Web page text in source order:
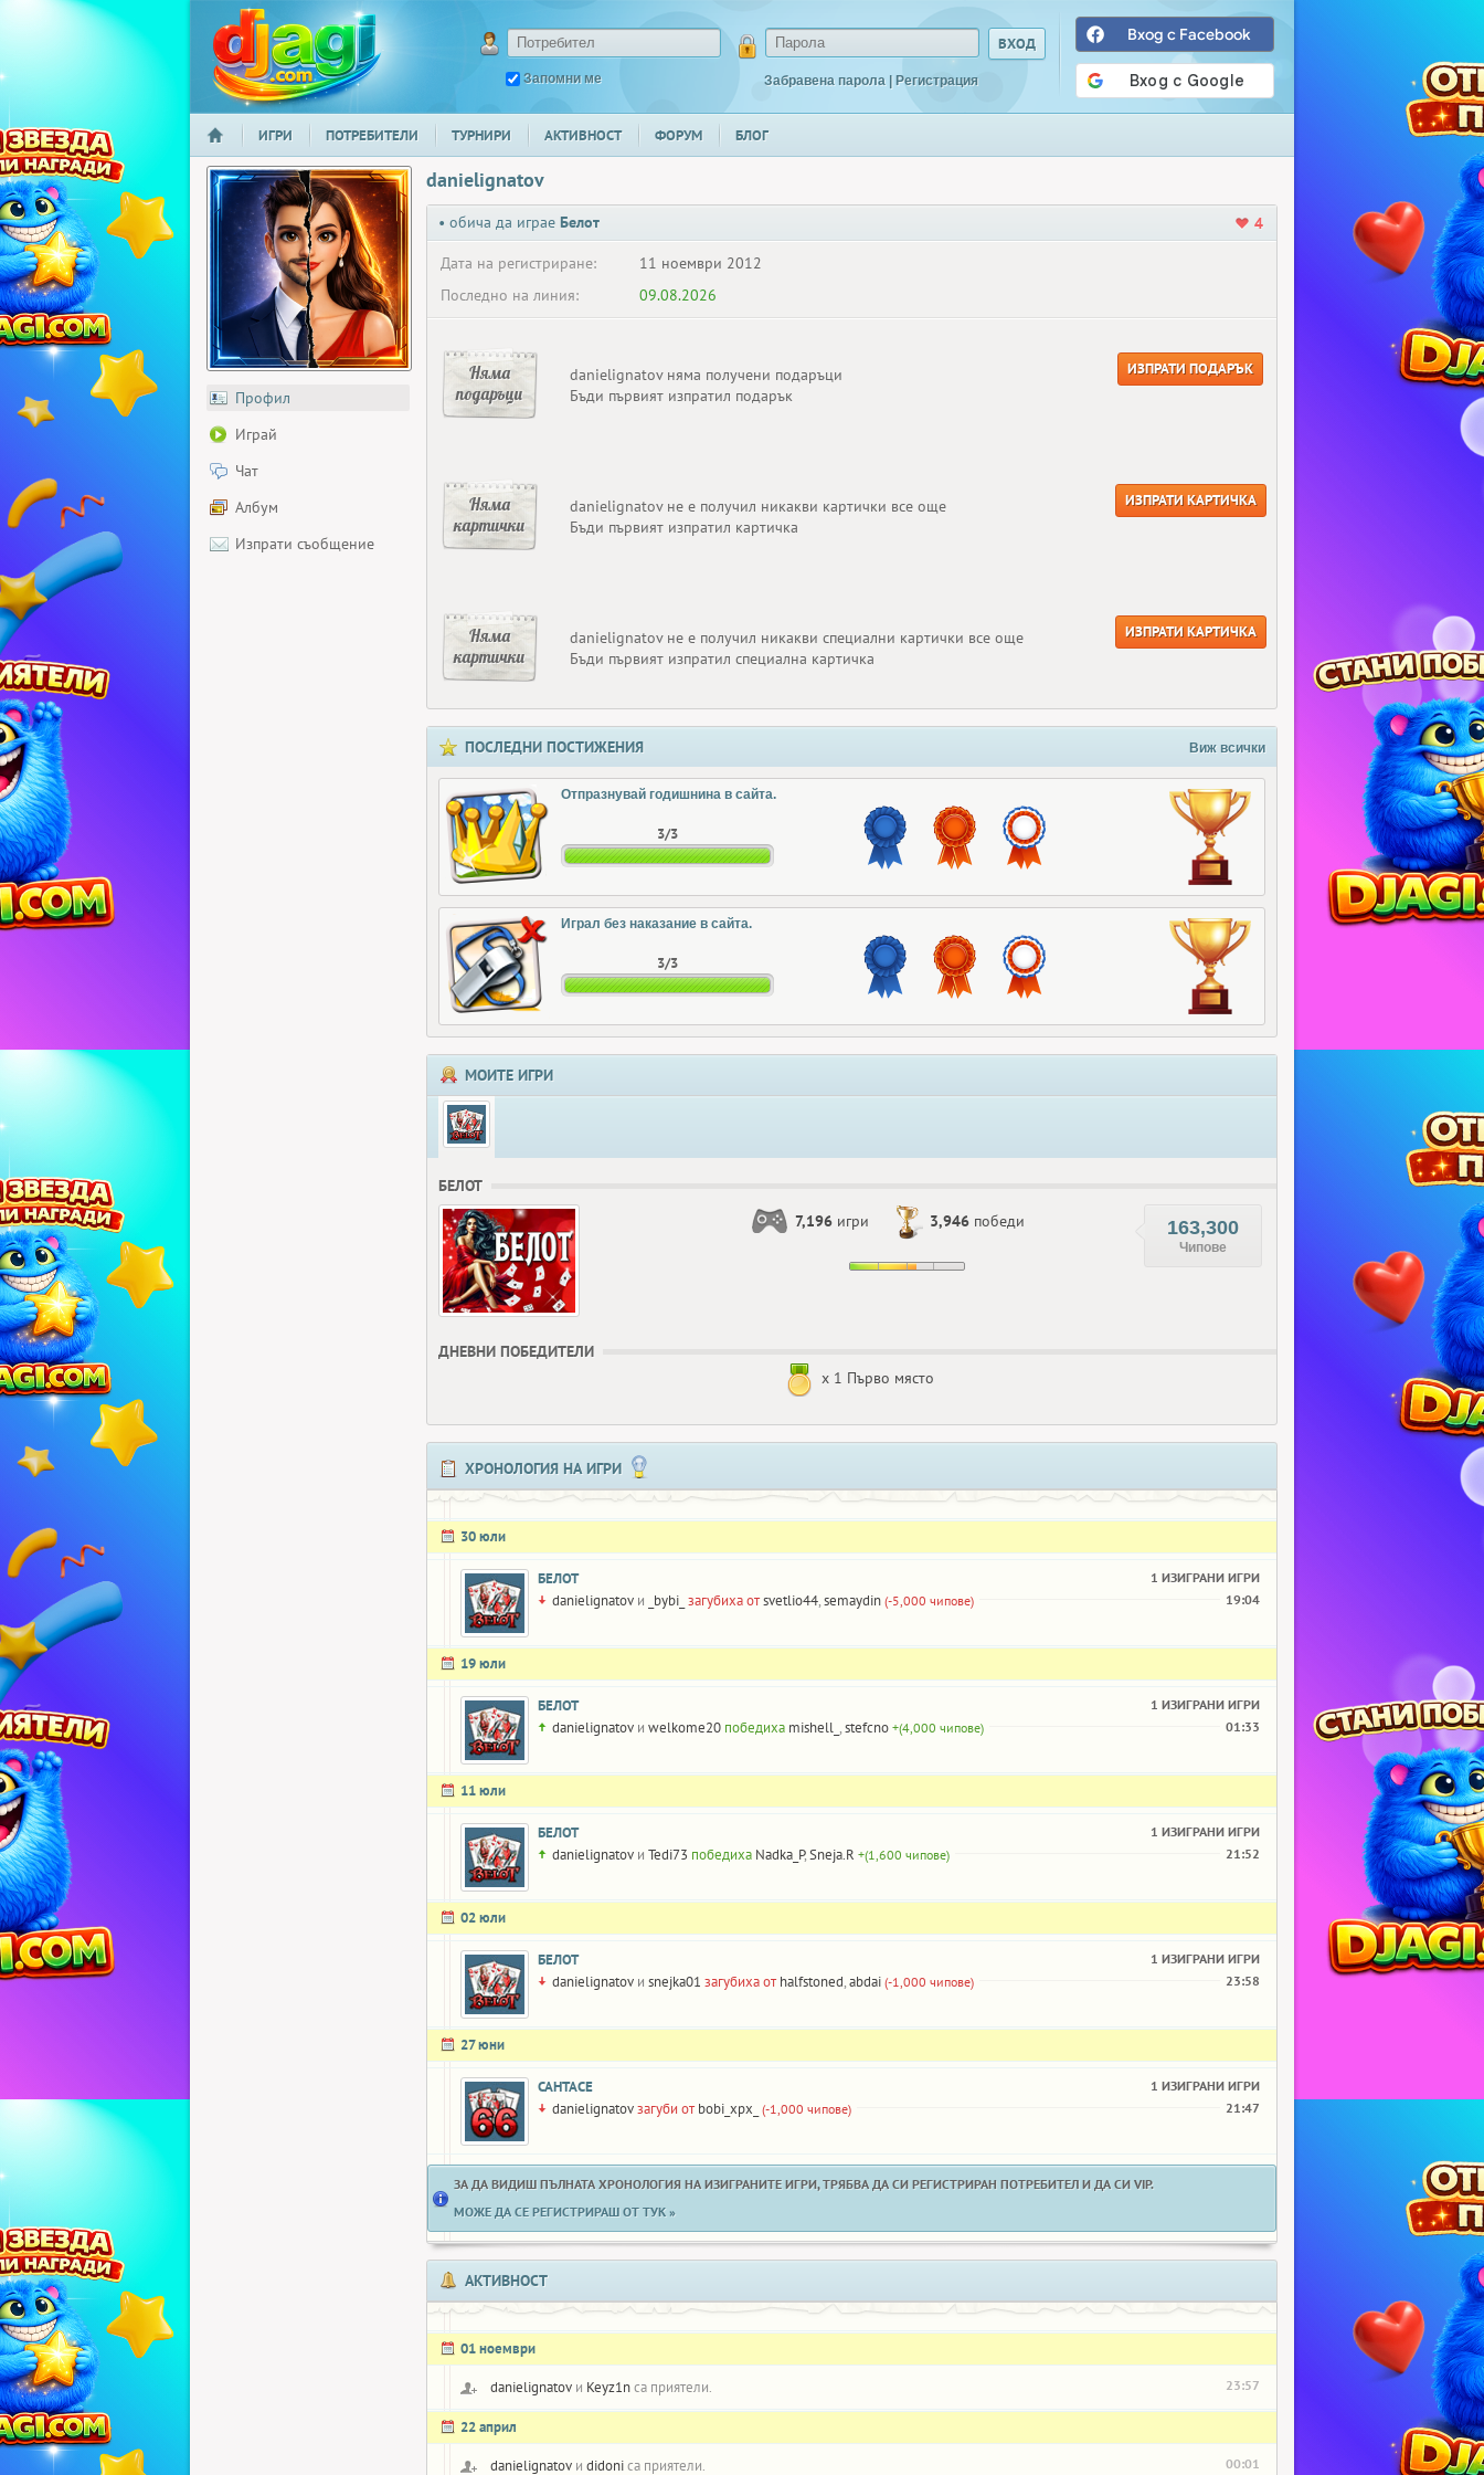
djagi.com
Запомни ме Забравена парола | Регистрация
Вход с Facebook
НАЧАЛО
ИГРИ ПОТРЕБИТЕЛИ ТУРНИРИ АКТИВНОСТ ФОРУМ БЛОГ
Профил
Играй
Чат
Албум
Изпрати съобщение
danielignatov
• обича да играе Белот
4
Дата на регистриране:
11 ноември 2012
Последно на линия:
09.08.2026
Няма
подаръци
danielignatov няма получени подаръци
Бъди първият изпратил подарък
ИЗПРАТИ ПОДАРЪК
Няма
картички
danielignatov не е получил никакви картички все още
Бъди първият изпратил картичка
ИЗПРАТИ КАРТИЧКА
Няма
картички
danielignatov не е получил никакви специални картички все още
Бъди първият изпратил специална картичка
ИЗПРАТИ КАРТИЧКА
ПОСЛЕДНИ ПОСТИЖЕНИЯ Виж всички
Отпразнувай годишнина в сайта.
3/3
Играл без наказание в сайта.
3/3
МОИТЕ ИГРИ
БЕЛОТ
7,196 игри 3,946 победи 163,300
Чипове
ДНЕВНИ ПОБЕДИТЕЛИ
x 1 Първо място
ХРОНОЛОГИЯ НА ИГРИ
30 юли
БЕЛОТ 1 ИЗИГРАНИ ИГРИ
danielignatov и _bybi_ загубиха отsvetlio44,semaydin (-5,000 чипове) 19:04
19 юли
БЕЛОТ 1 ИЗИГРАНИ ИГРИ
danielignatov и welkome20 победиха mishell_ ,stefcno +(4,000 чипове) 01:33
11 юли
БЕЛОТ 1 ИЗИГРАНИ ИГРИ
danielignatov и Tedi73 победиха Nadka_P,Sneja.R +(1,600 чипове) 21:52
02 юли
БЕЛОТ 1 ИЗИГРАНИ ИГРИ
danielignatov и snejka01 загубиха от halfstoned,abdai (-1,000 чипове) 23:58
27 юни
САНТАСЕ 1 ИЗИГРАНИ ИГРИ
danielignatovзагуби от bobi_xpx_ (-1,000 чипове) 21:47
ЗА ДА ВИДИШ ПЪЛНАТА ХРОНОЛОГИЯ НА ИЗИГРАНИТЕ ИГРИ, ТРЯБВА ДА СИ РЕГИСТРИРАН ПОТРЕБИТЕЛ И ДА СИ VIP.
МОЖЕ ДА СЕ РЕГИСТРИРАШ ОТ ТУК »
АКТИВНОСТ
01 ноември
danielignatov и Keyz1nса приятели. 23:57
22 април
danielignatov и didoniса приятели. 00:01